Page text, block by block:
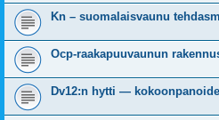
Kn – suomalaisvaunu
Ocp-raakapuuvaunun
Dv12:n hytti —